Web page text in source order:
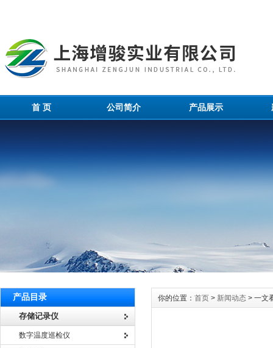
首 页 公司简介 产品展示
产品目录
存储记录仪
数字温度巡检仪
你的位置： 首页 > 新闻动态 > 一文